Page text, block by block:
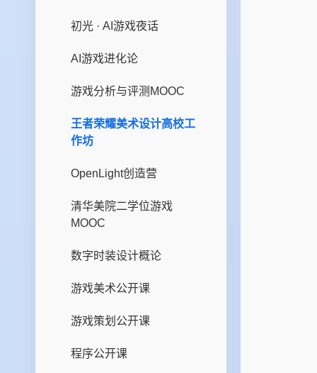
运营开发
初光 · AI游戏夜话
AI游戏进化论
游戏分析与评测MOOC
王者荣耀美术设计高校工
作坊
OpenLight创造营
清华美院二学位游戏
MOOC
数字时装设计概论
游戏美术公开课
游戏策划公开课
程序公开课